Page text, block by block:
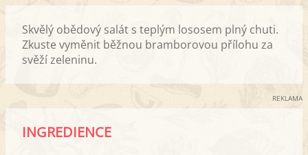
Skvělý obědový salát s teplým lososem plný chuti.
Zkuste vyměnit běžnou bramborovou přílohu za
svěží zeleninu.
REKLAMA
INGREDIENCE